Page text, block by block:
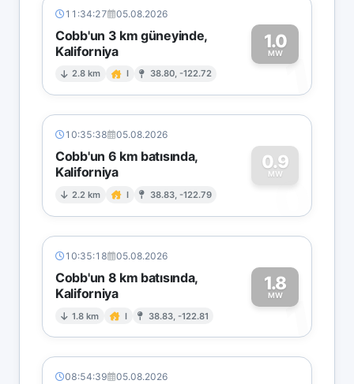
11:34:27 05.08.2026
Cobb'un 3 km güneyinde,
Kaliforniya
2.8 km I 38.80, -122.72
1.0
MW1
10:35:38 05.08.2026
Cobb'un 6 km batısında,
Kaliforniya
2.2 km I 38.83, -122.79
0.9
MW
0
10:35:18 05.08.2026
Cobb'un 8 km batısında,
Kaliforniya
1.8 km I 38.83, -122.81
1.8
MW1
08:54:39 05.08.2026